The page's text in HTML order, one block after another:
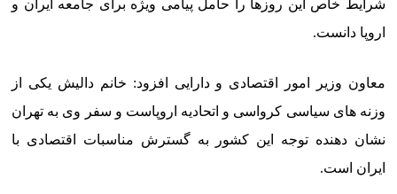
شرایط خاص این روزها را حامل پیامی ویژه برای جامعه ایران و
اروپا دانست.
معاون وزیر امور اقتصادی و دارایی افزود: خانم دالیش یکی از
وزنه های سیاسی کرواسی و اتحادیه اروپاست و سفر وی به تهران
نشان دهنده توجه این کشور به گسترش مناسبات اقتصادی با
ایران است.